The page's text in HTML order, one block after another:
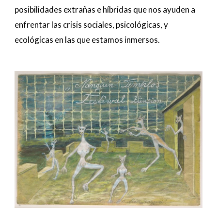
posibilidades extrañas e híbridas que nos ayuden a
enfrentar las crisis sociales, psicológicas, y
ecológicas en las que estamos inmersos.